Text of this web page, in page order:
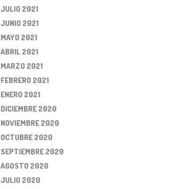
JULIO 2021
JUNIO 2021
MAYO 2021
ABRIL 2021
MARZO 2021
FEBRERO 2021
ENERO 2021
DICIEMBRE 2020
NOVIEMBRE 2020
OCTUBRE 2020
SEPTIEMBRE 2020
AGOSTO 2020
JULIO 2020